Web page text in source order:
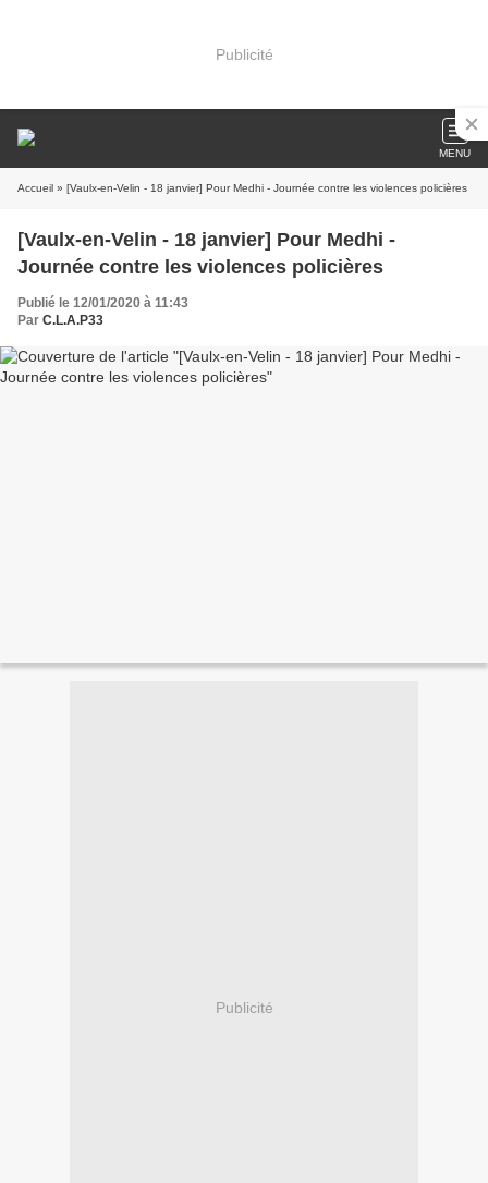
Publicité
MENU
Accueil » [Vaulx-en-Velin - 18 janvier] Pour Medhi - Journée contre les violences policières
[Vaulx-en-Velin - 18 janvier] Pour Medhi -
Journée contre les violences policières
Publié le 12/01/2020 à 11:43
Par C.L.A.P33
Publicité